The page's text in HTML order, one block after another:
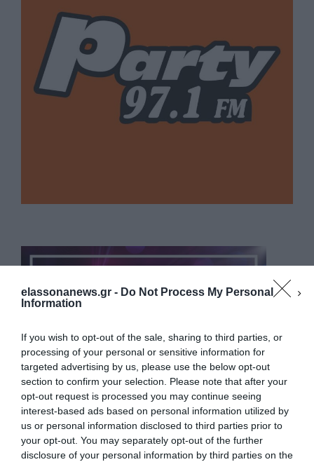
elassonanews.gr - Do Not Process My Personal
Information
If you wish to opt-out of the sale, sharing to third parties, or
processing of your personal or sensitive information for
targeted advertising by us, please use the below opt-out
section to confirm your selection. Please note that after your
opt-out request is processed you may continue seeing
interest-based ads based on personal information utilized by
us or personal information disclosed to third parties prior to
your opt-out. You may separately opt-out of the further
disclosure of your personal information by third parties on the
Διαχείριση Συγκατάθεσης
Για να παρέχουμε την καλύτερη εμπειρία, χρησιμοποιούμε τεχνολογίες όπως